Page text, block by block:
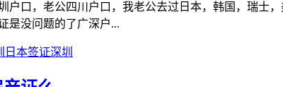
口，老公四川户口，我老公去过日本，韩国，瑞士
是没问题的了广深户...
日本签证深圳